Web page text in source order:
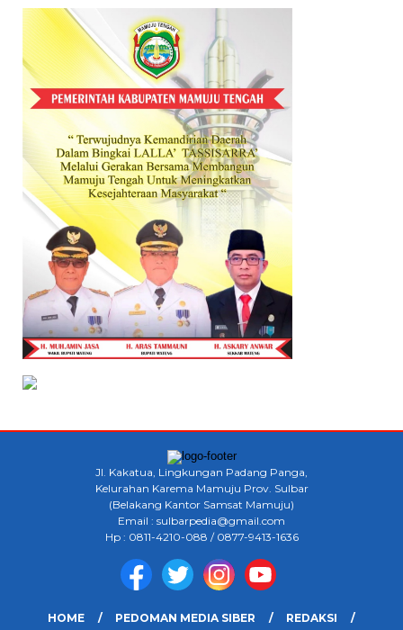
Jl. Kakatua, Lingkungan Padang Panga,
Kelurahan Karema Mamuju Prov. Sulbar
(Belakang Kantor Samsat Mamuju)
Email : sulbarpedia@gmail.com
Hp : 0811-4210-088 / 0877-9413-1636
HOME PEDOMAN MEDIA SIBER REDAKSI